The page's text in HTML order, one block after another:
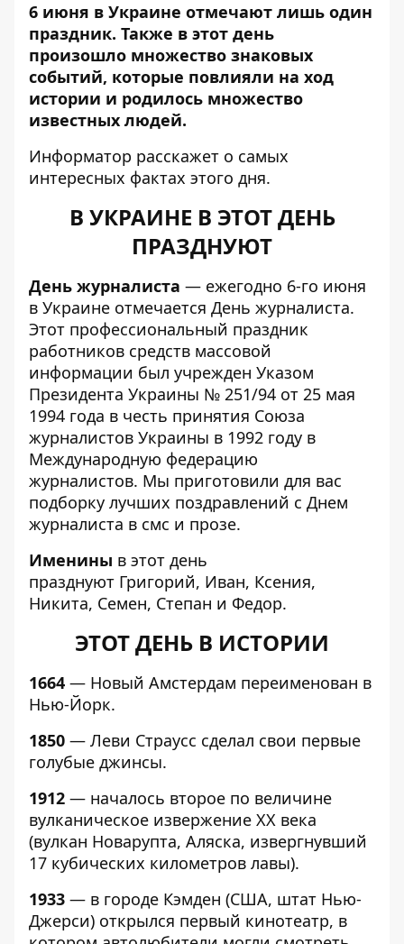
6 июня в Украине отмечают лишь один
праздник. Также в этот день
произошло множество знаковых
событий, которые повлияли на ход
истории и родилось множество
известных людей.
Информатор расскажет о самых
интересных фактах этого дня.
В УКРАИНЕ В ЭТОТ ДЕНЬ
ПРАЗДНУЮТ
День журналиста — ежегодно 6-го июня
в Украине отмечается День журналиста.
Этот профессиональный праздник
работников средств массовой
информации был учрежден Указом
Президента Украины № 251/94 от 25 мая
1994 года в честь принятия Союза
журналистов Украины в 1992 году в
Международную федерацию
журналистов. Мы приготовили для вас
подборку лучших поздравлений с Днем
журналиста в смс и прозе.
Именины в этот день
празднуют Григорий, Иван, Ксения,
Никита, Семен, Степан и Федор.
ЭТОТ ДЕНЬ В ИСТОРИИ
1664 — Новый Амстердам переименован в
Нью-Йорк.
1850 — Леви Страусс сделал свои первые
голубые джинсы.
1912 — началось второе по величине
вулканическое извержение XX века
(вулкан Новарупта, Аляска, извергнувший
17 кубических километров лавы).
1933 — в городе Кэмден (США, штат Нью-
Джерси) открылся первый кинотеатр, в